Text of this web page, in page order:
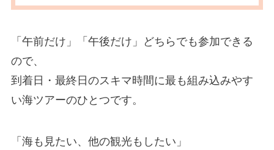
「午前だけ」「午後だけ」どちらでも参加できる
ので、
到着日・最終日のスキマ時間に最も組み込みやす
い海ツアーのひとつです。
「海も見たい、他の観光もしたい」